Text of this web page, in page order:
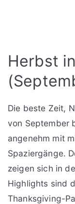
Herbst
Die beste Zeit,
von September
angenehm mit
Spaziergänge.
zeigen sich in
Highlights sind
Thanksgiving-